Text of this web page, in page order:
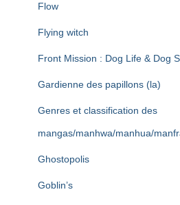
Flow
Flying witch
Front Mission : Dog Life & Dog
Gardienne des papillons (la)
Genres et classification des
mangas/manhwa/manhua/
Ghostopolis
Goblin’s